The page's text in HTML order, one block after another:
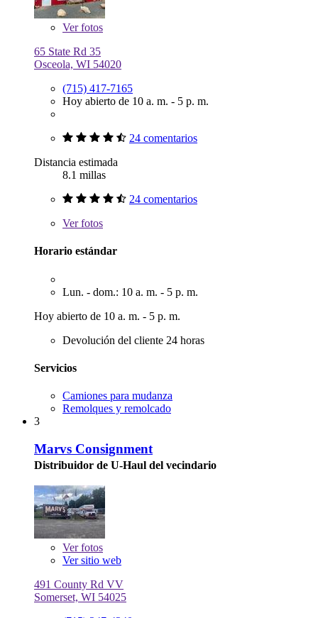
Verfotos
65 State Rd 35
Osceola, WI 54020
(715) 417-7165
Hoy abierto de 10 a. m. - 5 p. m.
24 comentarios
Distancia estimada
8.1 millas
24 comentarios
Verfotos
Horario estándar
Lun. - dom.: 10 a. m. - 5 p. m.
Hoy abierto de 10 a. m. - 5 p. m.
Devolución del cliente 24 horas
Servicios
Camiones para mudanza
Remolques y remolcado
3
Marvs Consignment
Distribuidor de U-Haul del vecindario
Verfotos
Ver sitio web
491 County Rd VV
Somerset, WI 54025